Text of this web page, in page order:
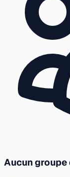
Aucun groupe